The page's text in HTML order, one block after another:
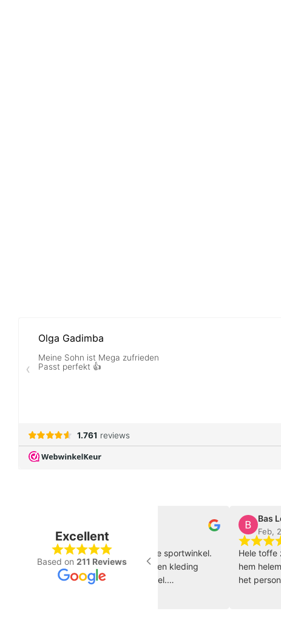
Excellent
Based on 211 Reviews
Feb, 2025
Fantastische gespecialiseerde sportwinkel.
Al meerdere keren schoenen en kleding
gekocht, online als in de winkel.
Bas
Feb, 2025
Hele toffe
hem helemaal
het personeel